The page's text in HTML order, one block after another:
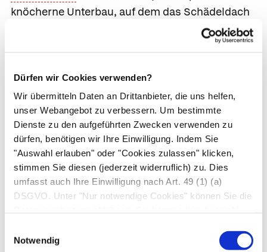
Dürfen wir Cookies verwenden?
Wir übermitteln Daten an Drittanbieter, die uns helfen,
unser Webangebot zu verbessern. Um bestimmte
Dienste zu den aufgeführten Zwecken verwenden zu
dürfen, benötigen wir Ihre Einwilligung. Indem Sie
"Auswahl erlauben" oder "Cookies zulassen" klicken,
stimmen Sie diesen (jederzeit widerruflich) zu. Dies
umfasst auch Ihre Einwilligung nach Art. 49 (1) (a)
DSGVO. Unter "Nur notwendige Cookies" können Sie die
Notwendig
knöcherne Unterbau, auf dem das Schädeldach
Die Schädelbasis bildet mehrere knöcherne
Gruben (Schädelgrube
), in denen das Gehirn
anterior ) beherbergt das Stirnhirn und das
Riechhirn, in dermittleren Schädelgrube( Fossa
cranii media) liegen dieSchläfenlappenund die
Sehnervenkreuzung. In derhinteren
Schädelgrube(Fossa cranii posterior)
schließlich befinden sich die
Hinterhauptslappen, das Kleinhirn, die Brücke
und hinterer Schädelgrube befindet sich eine